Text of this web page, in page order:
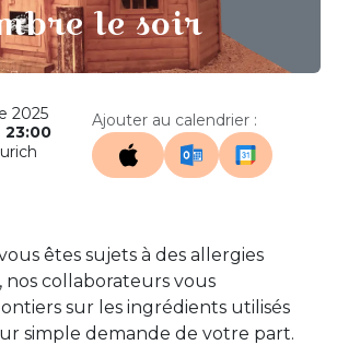
le soir
2025
23:00
Ajouter au calendrier :
êtes sujets à des allergies
nos collaborateurs vous
sur les ingrédients utilisés
simple demande de votre part.